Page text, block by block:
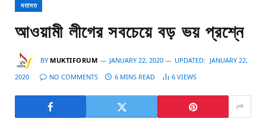
মতামত
আওয়ামী লীগের সবচেয়ে বড় ভয় প্রশ্নে
BY MUKTIFORUM JANUARY 22, 2020 UPDATED: JANUARY 22,
2020
NO COMMENTS 6 MINS READ 6 VIEWS